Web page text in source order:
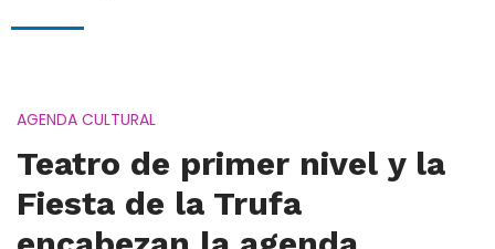
AGENDA CULTURAL
Teatro de primer nivel y la
Fiesta de la Trufa